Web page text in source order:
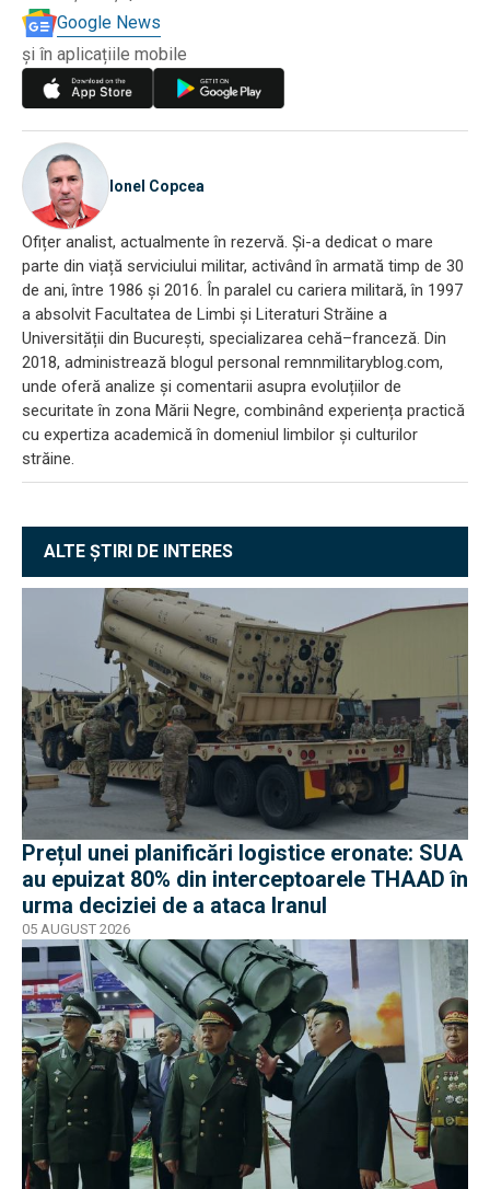
Google News
și în aplicațiile mobile
Ionel Copcea
Ofițer analist, actualmente în rezervă. Și-a dedicat o mare
parte din viață serviciului militar, activând în armată timp de 30
de ani, între 1986 și 2016. În paralel cu cariera militară, în 1997
a absolvit Facultatea de Limbi și Literaturi Străine a
Universității din București, specializarea cehă–franceză. Din
2018, administrează blogul personal remnmilitaryblog.com,
unde oferă analize și comentarii asupra evoluțiilor de
securitate în zona Mării Negre, combinând experiența practică
cu expertiza academică în domeniul limbilor și culturilor
străine.
ALTE ȘTIRI DE INTERES
Prețul unei planificări logistice eronate: SUA
au epuizat 80% din interceptoarele THAAD în
urma deciziei de a ataca Iranul
05 AUGUST 2026